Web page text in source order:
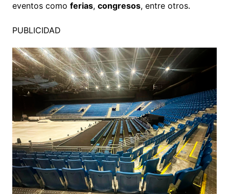
eventos como ferias, congresos, entre otros.
PUBLICIDAD